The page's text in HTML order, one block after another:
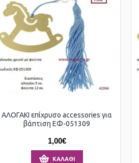
ΑΛΟΓΑΚΙ επίχρυσο accessories για
βάπτιση ΕΦ-051309
1,00€
ΚΑΛΆΘΙ